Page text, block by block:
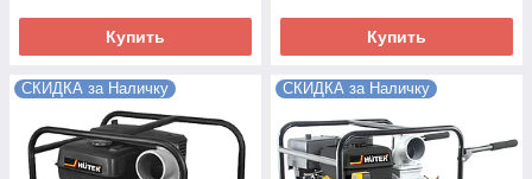
Купить Купить
СКИДКА за Наличку СКИДКА за Наличку